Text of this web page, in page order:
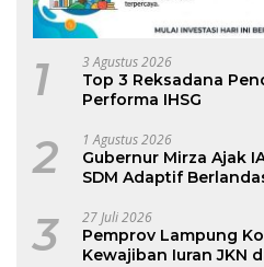
1 3 Agustus 2026
Top 3 Reksadana
Performa IHSG
2 1 Agustus 2026
Gubernur Mirza Ajak
SDM Adaptif
3 27 Juli 2026
Pemprov Lampung
Kewajiban Iuran JKN